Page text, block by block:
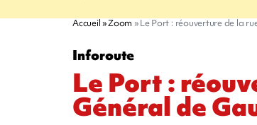
Accueil Zoom Le Port : réouverture de la
Inforoute
Le Port :
Général de